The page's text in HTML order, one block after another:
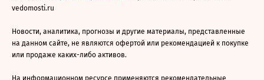
vedomosti.ru
Новости, аналитика, прогнозы и другие материалы, представленные
на данном сайте, не являются офертой или рекомендацией к покупке
или продаже каких-либо активов.
На информационном ресурсе применяются рекомендательные